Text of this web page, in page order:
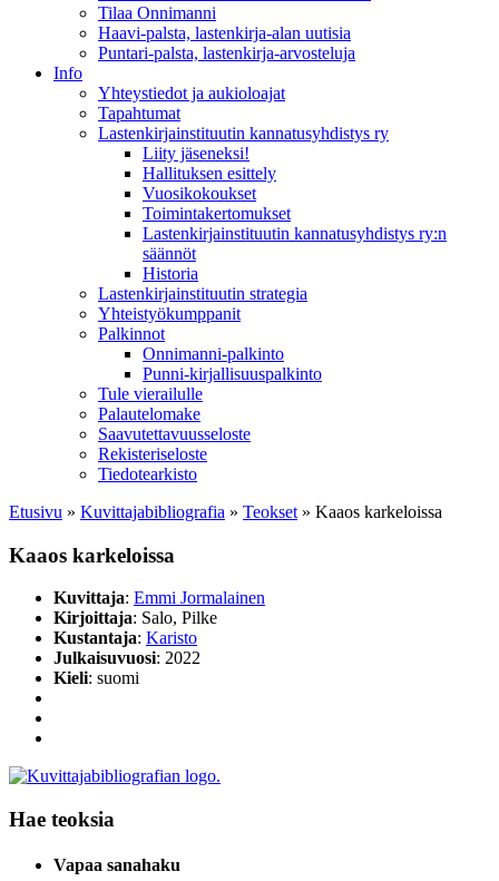
Tilaa Onnimanni
Haavi-palsta, lastenkirja-alan uutisia
Puntari-palsta, lastenkirja-arvosteluja
Info
Yhteystiedot ja aukioloajat
Tapahtumat
Lastenkirjainstituutin kannatusyhdistys ry
Liity jäseneksi!
Hallituksen esittely
Vuosikokoukset
Toimintakertomukset
Lastenkirjainstituutin kannatusyhdistys ry:n
säännöt
Historia
Lastenkirjainstituutin strategia
Yhteistyökumppanit
Palkinnot
Onnimanni-palkinto
Punni-kirjallisuuspalkinto
Tule vierailulle
Palautelomake
Saavutettavuusseloste
Rekisteriseloste
Tiedotearkisto
Etusivu » Kuvittaja­bibliografia » Teokset » Kaaos karkeloissa
Kaaos karkeloissa
Kuvittaja: Emmi Jormalainen
Kirjoittaja: Salo, Pilke
Kustantaja: Karisto
Julkaisuvuosi: 2022
Kieli: suomi
Hae teoksia
Vapaa sanahaku